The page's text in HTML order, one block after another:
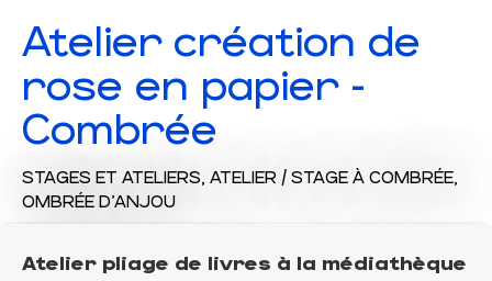
Atelier création de
rose en papier -
Combrée
STAGES ET ATELIERS, ATELIER / STAGE À COMBRÉE,
OMBRÉE D'ANJOU
Atelier pliage de livres à la médiathèque